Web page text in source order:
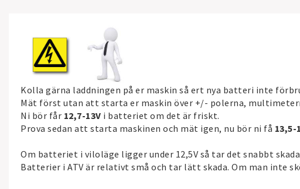
Kolla gärna laddningen på er maskin så ert nya batteri inte
Mät först utan att starta er maskin över +/- polerna,
Ni bör får 12,7-13V i batteriet om det är friskt.
Prova sedan att starta maskinen och mät igen, nu bör ni få 13,5-
Om batteriet i viloläge ligger under 12,5V så tar det snabbt
Batterier i ATV är relativt små och tar lätt skada. Om man inte